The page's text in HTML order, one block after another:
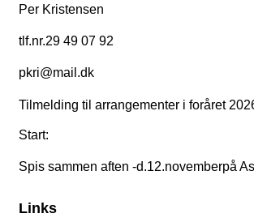
Per Kristensen
tlf.nr.29 49 07 92
pkri@mail.dk
Tilmelding til arrangementer i foråret
Start:
Spis sammen aften -d.12.novemberpå
Links